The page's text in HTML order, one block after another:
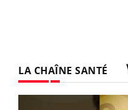
LA CHAÎNE SANTÉ